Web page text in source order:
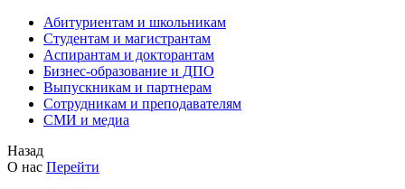
Абитуриентам и школьникам
Студентам и магистрантам
Аспирантам и докторантам
Бизнес-образование и ДПО
Выпускникам и партнерам
Сотрудникам и преподавателям
СМИ и медиа
Назад
О нас Перейти